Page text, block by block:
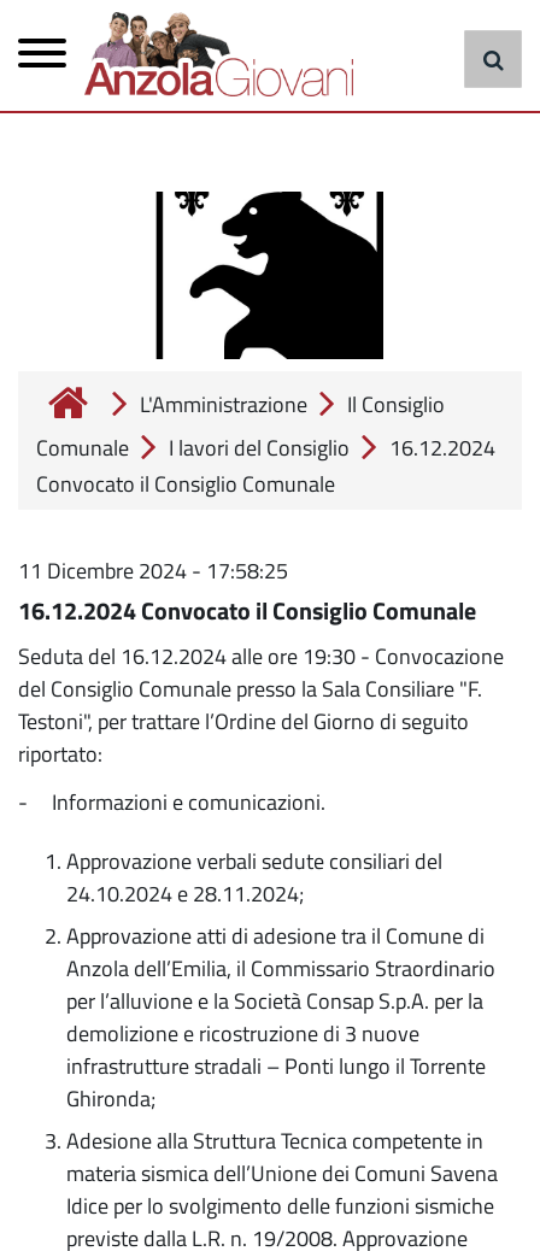
contenuto
principale
principale
cerca
L'Amministrazione
Il Consiglio
Comunale
I lavori del Consiglio
16.12.2024
Convocato il Consiglio Comunale
11 Dicembre 2024 - 17:58:25
16.12.2024 Convocato il Consiglio Comunale
Seduta del 16.12.2024 alle ore 19:30 - Convocazione
del Consiglio Comunale presso la Sala Consiliare "F.
Testoni", per trattare l’Ordine del Giorno di seguito
riportato:
- Informazioni e comunicazioni.
Approvazione verbali sedute consiliari del
24.10.2024 e 28.11.2024;
Approvazione atti di adesione tra il Comune di
Anzola dell’Emilia, il Commissario Straordinario
per l’alluvione e la Società Consap S.p.A. per la
demolizione e ricostruzione di 3 nuove
infrastrutture stradali – Ponti lungo il Torrente
Ghironda;
Adesione alla Struttura Tecnica competente in
materia sismica dell’Unione dei Comuni Savena
Idice per lo svolgimento delle funzioni sismiche
previste dalla L.R. n. 19/2008. Approvazione